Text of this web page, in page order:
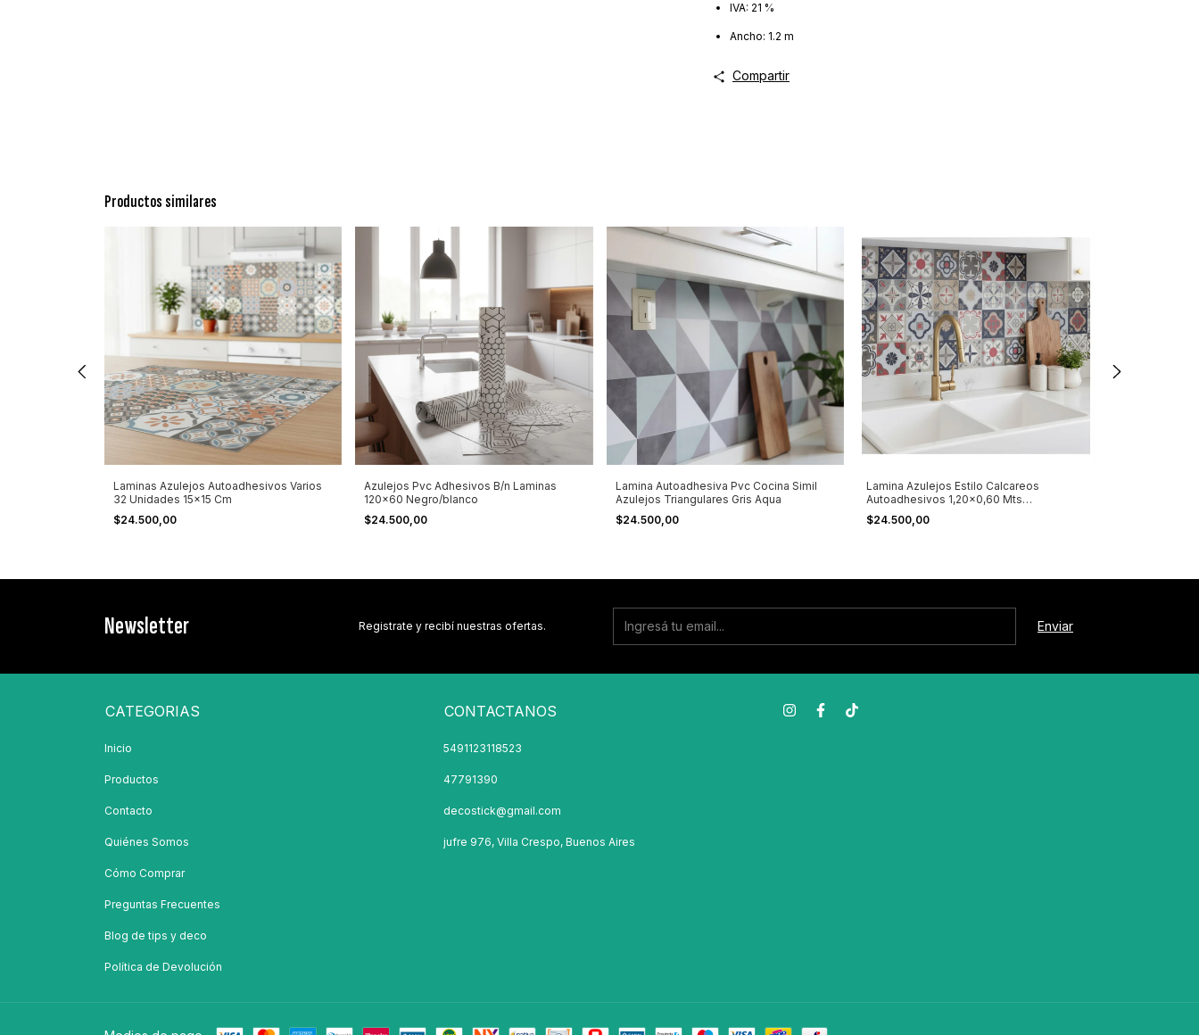
IVA: 21 %
Ancho: 1.2 m
Compartir
Productos similares
Laminas Azulejos Autoadhesivos Varios
32 Unidades 15x15 Cm
$24.500,00
Azulejos Pvc Adhesivos B/n Laminas
120x60 Negro/blanco
$24.500,00
Lamina Autoadhesiva Pvc Cocina Simil
Azulejos Triangulares Gris Aqua
$24.500,00
Lamina Azulejos Estilo Calcareos
Autoadhesivos 1,20x0,60 Mts
Combinado
$24.500,00
Newsletter Registrate y recibí nuestras ofertas.
CATEGORIAS
Inicio
Productos
Contacto
Quiénes Somos
Cómo Comprar
Preguntas Frecuentes
Blog de tips y deco
Política de Devolución
CONTACTANOS
5491123118523
47791390
decostick@gmail.com
jufre 976, Villa Crespo, Buenos Aires